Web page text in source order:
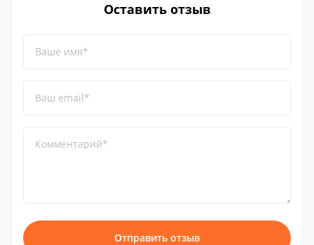
Оставить отзыв
Ваше имя*
Ваш email*
Комментарий*
Отправить отзыв